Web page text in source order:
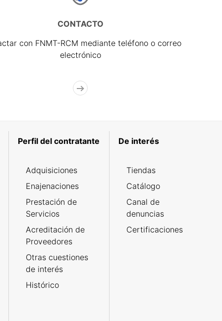
CONTACTO
con FNMT-RCM mediante teléfono o correo
electrónico
Perfil del contratante
Adquisiciones
Enajenaciones
Prestación de
Servicios
Acreditación de
Proveedores
Otras cuestiones
de interés
Histórico
De interés
Tiendas
Catálogo
Canal de
denuncias
Certificaciones